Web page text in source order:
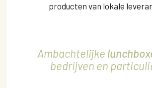
producten van lokale
Ambachtelijke
bedrijven en